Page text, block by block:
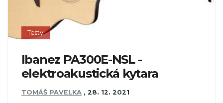
Testy
Ibanez PA300E-NSL -
elektroakustická kytara
TOMÁŠ PAVELKA , 28. 12. 2021